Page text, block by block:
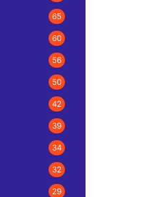
65
60
56
50
42
39
34
32
29